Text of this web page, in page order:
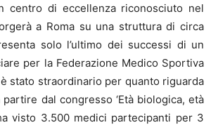
centro di eccellenza riconosciuto nel
a Roma su una struttura di circa
solo l’ultimo dei successi di un
per la Federazione Medico Sportiva
stato straordinario per quanto riguarda
partire dal congresso ‘Età biologica, età
visto 3.500 medici partecipanti per 3